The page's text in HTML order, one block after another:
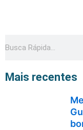
Mais recentes